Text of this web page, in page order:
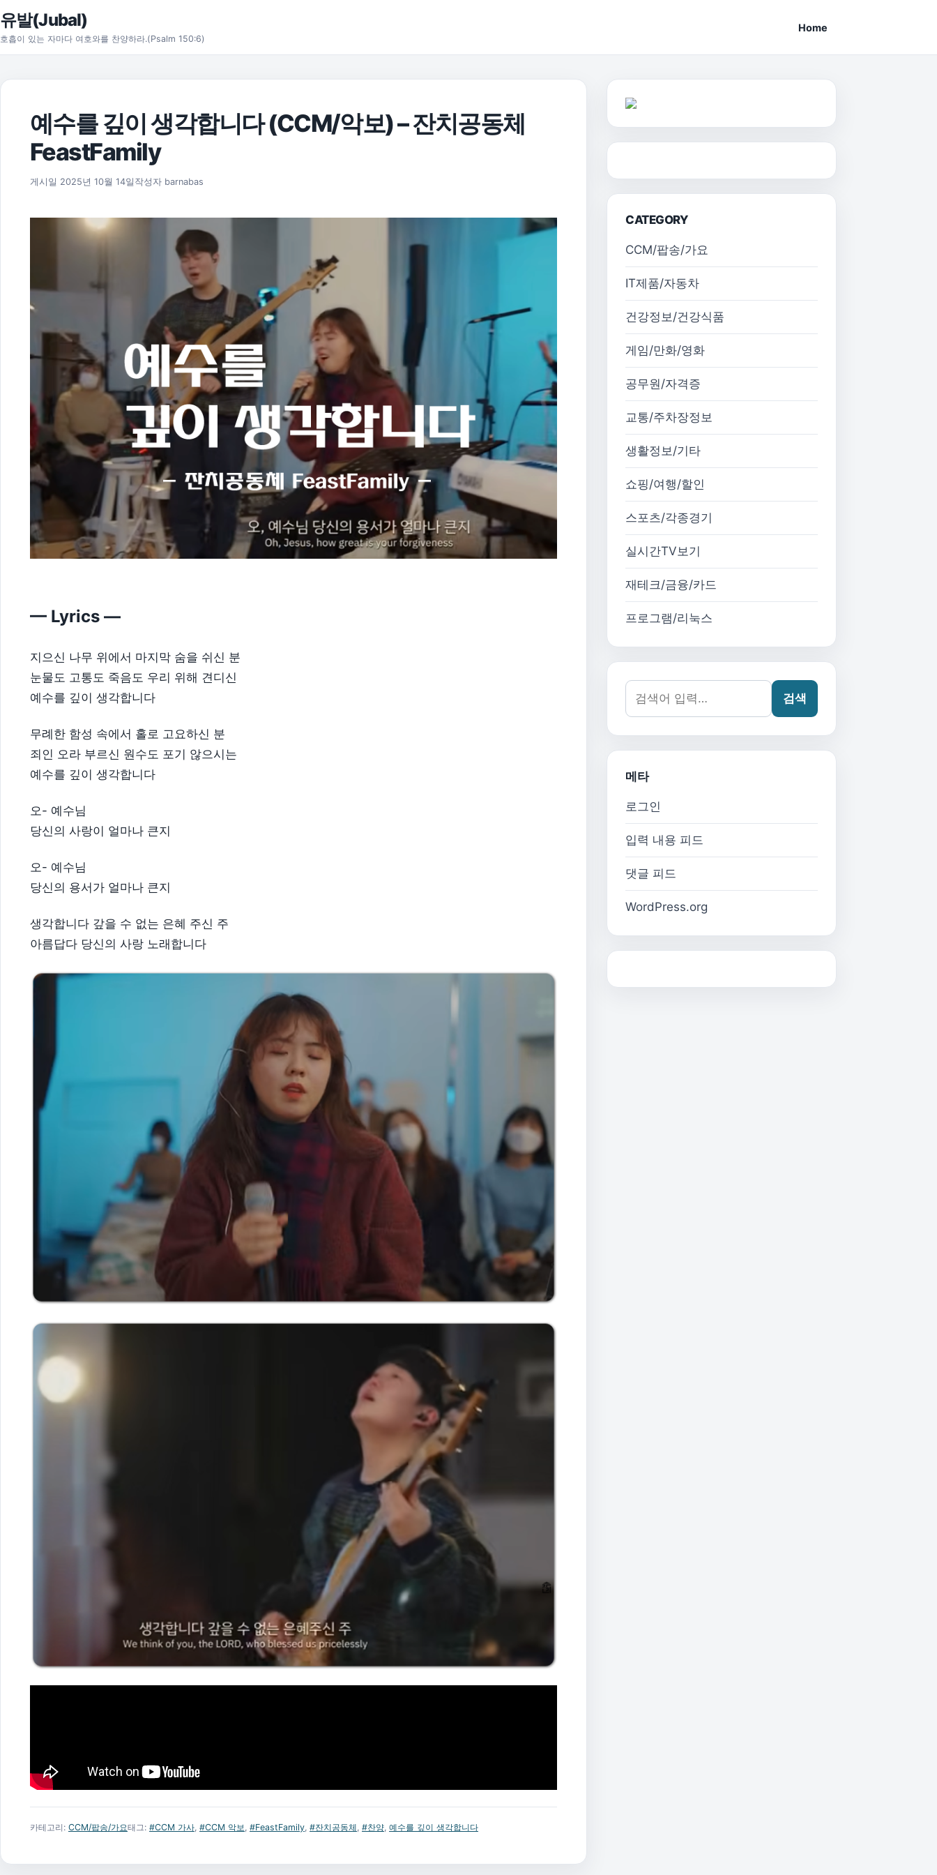
본문으로 건너뛰기
유발(Jubal)
호흡이 있는 자마다 여호와를 찬양하라.(Psalm 150:6)
Home
예수를 깊이 생각합니다 (CCM/악보) – 잔치공동체
FeastFamily
게시일 2025년 10월 14일 2025년 11월 17일
작성자 barnabas
— Lyrics —
지으신 나무 위에서 마지막 숨을 쉬신 분
눈물도 고통도 죽음도 우리 위해 견디신
예수를 깊이 생각합니다
무례한 함성 속에서 홀로 고요하신 분
죄인 오라 부르신 원수도 포기 않으시는
예수를 깊이 생각합니다
오- 예수님
당신의 사랑이 얼마나 큰지
오- 예수님
당신의 용서가 얼마나 큰지
생각합니다 갚을 수 없는 은혜 주신 주
아름답다 당신의 사랑 노래합니다
카테고리: CCM/팝송/가요태그: #CCM 가사 #CCM 악보 #FeastFamily #잔치공동체 #찬양 예수를 깊이 생각합니다
CATEGORY
CCM/팝송/가요
IT제품/자동차
건강정보/건강식품
게임/만화/영화
공무원/자격증
교통/주차장정보
생활정보/기타
쇼핑/여행/할인
스포츠/각종경기
실시간TV보기
재테크/금융/카드
프로그램/리눅스
검색어:
검색
메타
로그인
입력 내용 피드
댓글 피드
WordPress.org